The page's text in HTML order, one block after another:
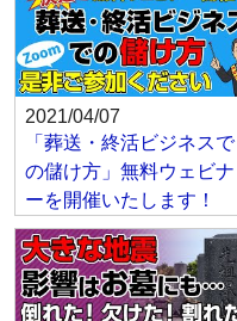
2021/04/07
「葬送・終活ビジネスで
の儲け方」無料ウェビナ
ーを開催いたします！